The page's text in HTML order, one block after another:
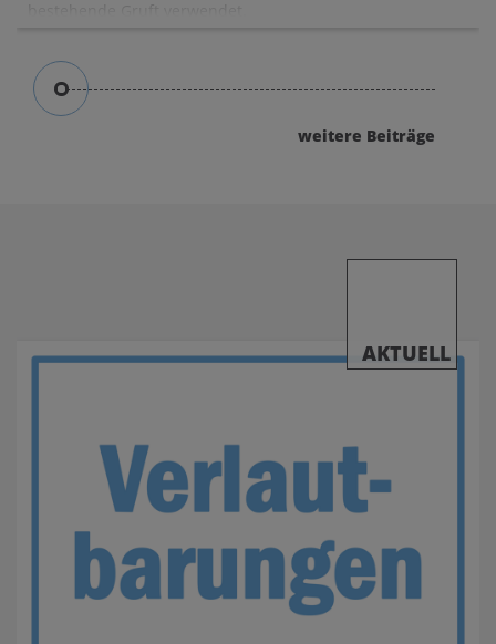
weitere Beiträge
AKTUELL